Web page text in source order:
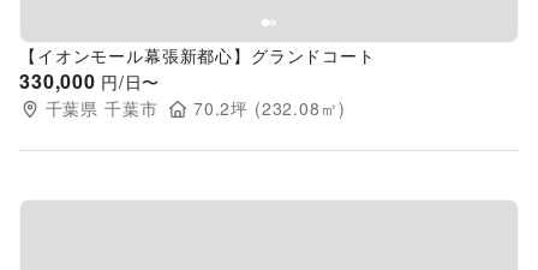
【イオンモール幕張新都心】グランドコート
330,000 円/日〜
千葉県 千葉市 70.2坪 (232.08 ㎡)